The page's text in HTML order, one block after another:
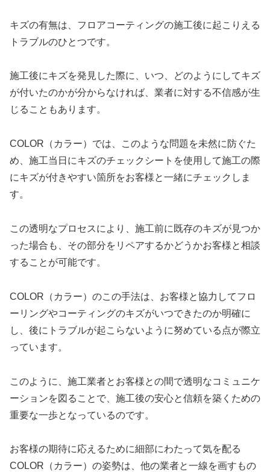
キズの有無は、フロアコーティングの施工後に起こりえる
トラブルのひとつです。
施工後にキズを発見した際に、いつ、どのようにしてキズ
が付いたのかが分からなければ、業者に対する不信感が生
じることもあります。
COLOR（カラー）では、このような問題を未然に防ぐた
め、施工当日にキズのチェックシートを使用して施工の際
にキズが付きやすい箇所をお客様と一緒にチェックしま
す。
この透明なプロセスにより、施工前に既存のキズが見つか
った場合も、その部分をリペアするかどうかお客様と相談
することが可能です。
COLOR（カラー）のこの手法は、お客様と協力してフロ
ーリングやコーティングのキズがいつできたのか明確に
し、後にトラブルが起こらないように努めている点が際立
っています。
このように、施工業者とお客様との間で透明なコミュニケ
ーションを図ることで、施工後の安心と信頼を築くための
重要な一歩となっているのです。
お客様の期待に応えるために細部にわたって気を配る
COLOR（カラー）の姿勢は、他の業者と一線を画すもの